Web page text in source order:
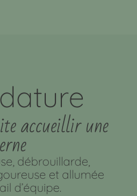
accueillir une
débrouillarde,
et allumée
d’équipe.